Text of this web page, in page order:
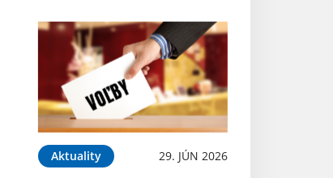
Aktuality 29. JÚN 2026